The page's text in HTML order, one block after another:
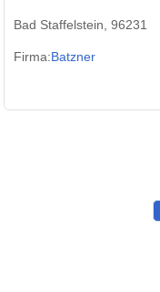
Bad Staffelstein, 96231
Firma:Batzner